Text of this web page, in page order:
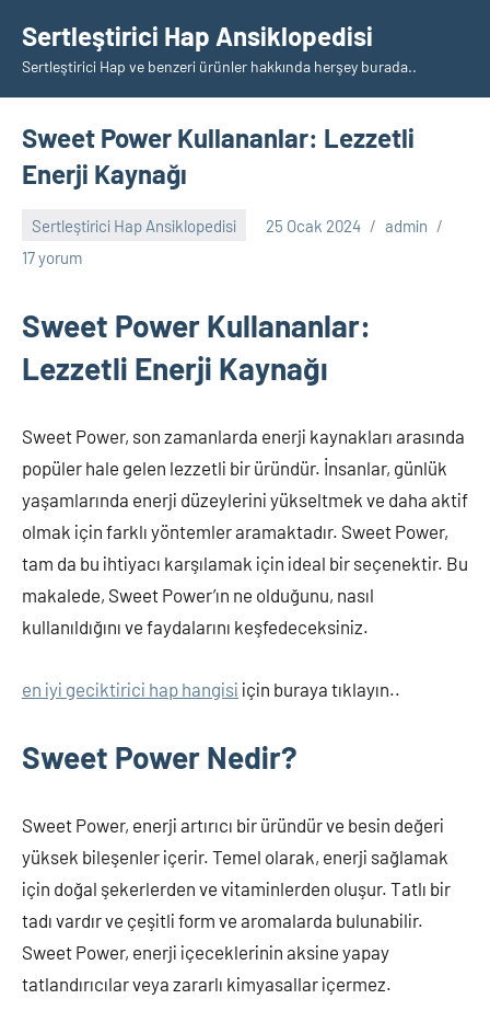
geçSertleştirici Hap Ansiklopedisi
Sertleştirici Hap ve benzeri ürünler hakkında herşey burada..
Sweet Power Kullananlar: Lezzetli
Enerji Kaynağı
Sertleştirici Hap Ansiklopedisi 25 Ocak 2024
admin
17 yorum
Sweet Power Kullananlar:
Lezzetli Enerji Kaynağı
Sweet Power, son zamanlarda enerji kaynakları arasında
popüler hale gelen lezzetli bir üründür. İnsanlar, günlük
yaşamlarında enerji düzeylerini yükseltmek ve daha aktif
olmak için farklı yöntemler aramaktadır. Sweet Power,
tam da bu ihtiyacı karşılamak için ideal bir seçenektir. Bu
makalede, Sweet Power’ın ne olduğunu, nasıl
kullanıldığını ve faydalarını keşfedeceksiniz.
en iyi geciktirici hap hangisi için buraya tıklayın..
Sweet Power Nedir?
Sweet Power, enerji artırıcı bir üründür ve besin değeri
yüksek bileşenler içerir. Temel olarak, enerji sağlamak
için doğal şekerlerden ve vitaminlerden oluşur. Tatlı bir
tadı vardır ve çeşitli form ve aromalarda bulunabilir.
Sweet Power, enerji içeceklerinin aksine yapay
tatlandırıcılar veya zararlı kimyasallar içermez.